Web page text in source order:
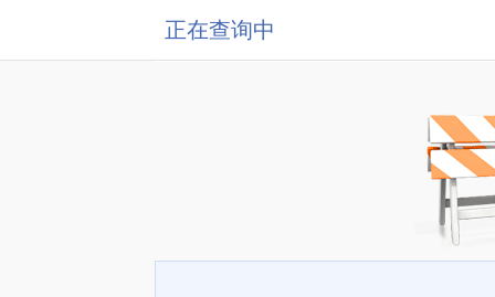
正在查询中